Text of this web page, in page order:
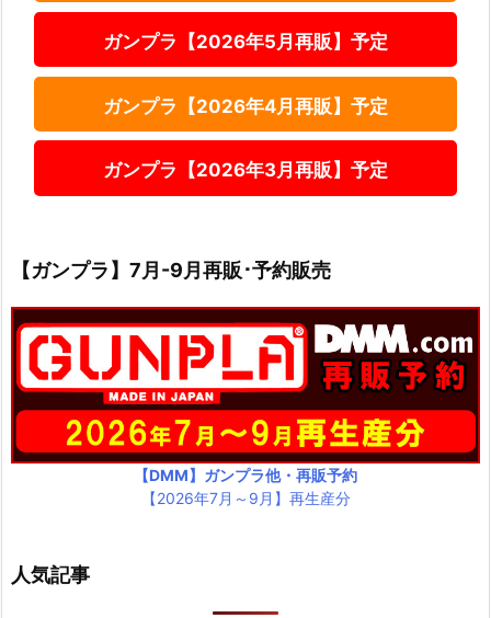
ガンプラ【2026年5月再販】予定
ガンプラ【2026年4月再販】予定
ガンプラ【2026年3月再販】予定
【ガンプラ】7月-9月再販･予約販売
【DMM】ガンプラ他・再販予約
【2026年7月～9月】再生産分
人気記事